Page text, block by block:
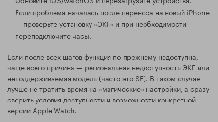
Если проблема началась после переноса на новый iPhone
— проверьте установку «ЭКГ» и при необходимости
переподключите часы.
Если после всех шагов функция по-прежнему недоступна,
чаще всего причина — региональная недоступность ЭКГ или
неподдерживаемая модель (часто это SE). В таком случае
лучше не тратить время на «магические» настройки, а сразу
сверить условия доступности и возможности конкретной
версии Apple Watch.